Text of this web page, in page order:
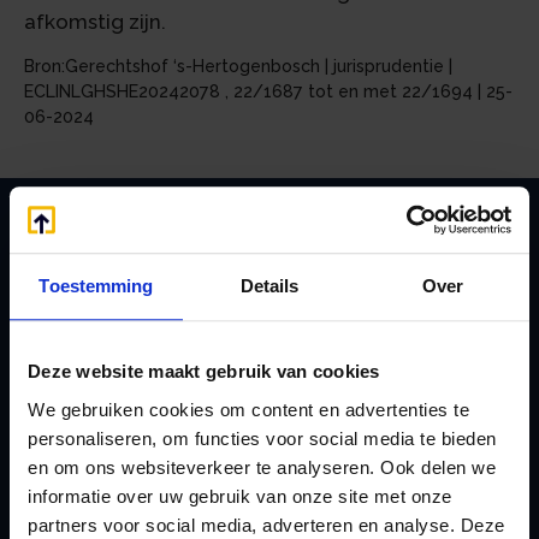
Toestemming Details Over
Deze website maakt gebruik van cookies
We gebruiken cookies om content en advertenties te
personaliseren, om functies voor social media te bieden
en om ons websiteverkeer te analyseren. Ook delen we
informatie over uw gebruik van onze site met onze
partners voor social media, adverteren en analyse. Deze
afkomstig zijn.
Bron:Gerechtshof ‘s-Hertogenbosch | jurisprudentie |
ECLINLGHSHE20242078 , 22/1687 tot en met 22/1694 | 25-
06-2024
Zoeken
Afkoop Stamrecht
Belastingdienst
Jaarstukken opstellen
L
Lenen van de BV
Lijfrente BV